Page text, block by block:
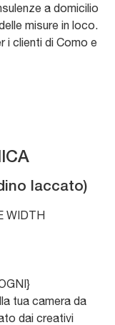
a domicilio
misure in loco.
i clienti di Como e
laccato)
WIDTH
tua camera da
dai creativi